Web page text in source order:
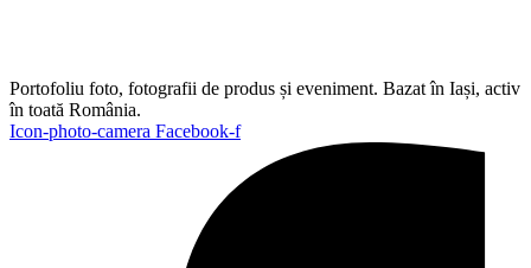
Portofoliu foto, fotografii de produs și eveniment. Bazat în Iași, activ
în toată România.
Icon-photo-camera Facebook-f